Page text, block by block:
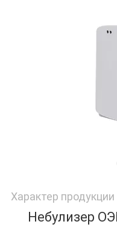
Характер продукции
Небулизер